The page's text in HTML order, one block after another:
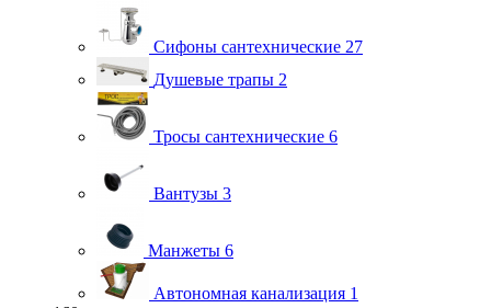
Сифоны сантехнические 27
Душевые трапы 2
Тросы сантехнические 6
Вантузы 3
Манжеты 6
Автономная канализация 1